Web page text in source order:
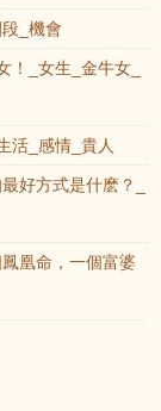
_機會
_女生_金牛女_
活_感情_貴人
好方式是什麽？_
凰命，一個富婆